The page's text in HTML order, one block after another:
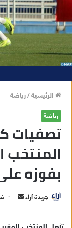
الرئيسية/رياضة
رياضة
تصفيات
المنتخب
بفوزه
جريدة آراء